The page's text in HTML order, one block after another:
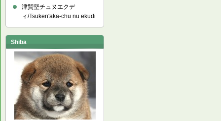
津賢堅チュヌエクデ
ィ/Tsuken'aka-chu nu ekudi
Shiba